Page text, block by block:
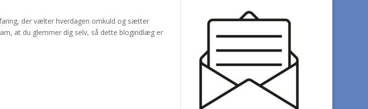
der vælter hverdagen omkuld og sætter
at du glemmer dig selv, så dette blogindlæg er